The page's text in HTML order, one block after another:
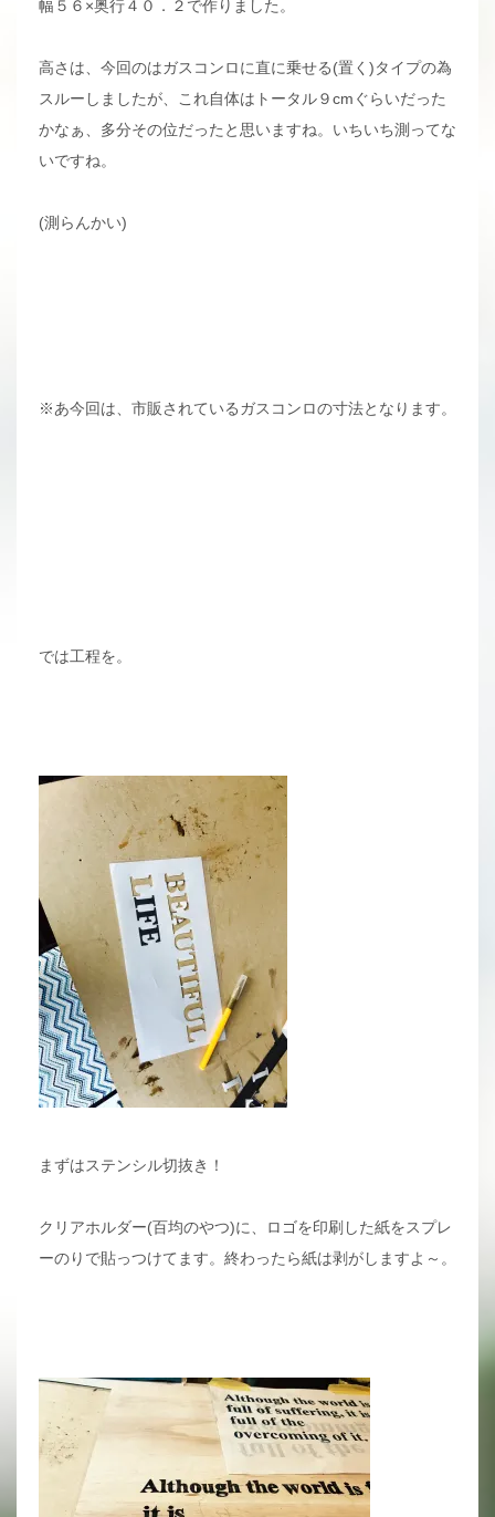
幅５６×奥行４０．２で作りました。
高さは、今回のはガスコンロに直に乗せる(置く)タイプの為
スルーしましたが、これ自体はトータル９cmぐらいだった
かなぁ、多分その位だったと思いますね。いちいち測ってな
いですね。
(測らんかい)
※あ今回は、市販されているガスコンロの寸法となります。
では工程を。
まずはステンシル切抜き！
クリアホルダー(百均のやつ)に、ロゴを印刷した紙をスプレ
ーのりで貼っつけてます。終わったら紙は剥がしますよ～。